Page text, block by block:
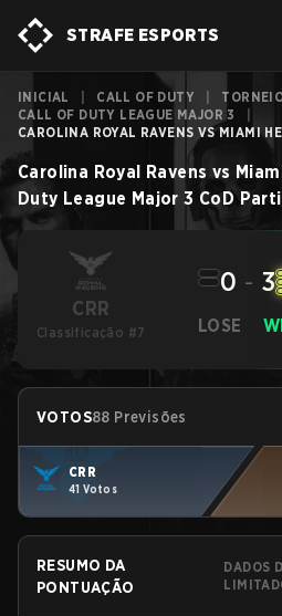
STRAFE ESPORTS
INICIAL CALL OF DUTY
CALL OF DUTY LEAGUE MAJOR 3
CAROLINA ROYAL RAVENS VS MIAMI
Carolina Royal Ravens vs
Duty League Major 3 CoD
CRR
Classificação #7 LOSE
0 - 3
VOTOS88 Previsões
CRR
41 Votos
RESUMO DA
PONTUAÇÃO
DADOS